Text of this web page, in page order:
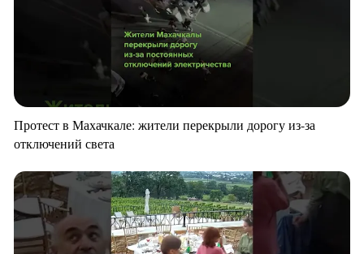
Протест в Махачкале: жители перекрыли дорогу из-за
отключений света